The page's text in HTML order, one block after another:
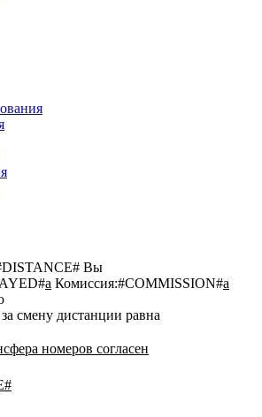
Вы
a Комиссия:#COMMISSION#a
смену дистанции равна
номеров согласен